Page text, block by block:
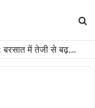
Monsoon Eye Infection: बरसात में तेजी से बढ़ता है आंखों का इन्फेक्शन, ऐसे करें ठीक